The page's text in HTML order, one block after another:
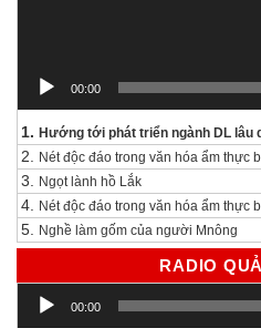
00:00
1. Hướng tới phát triển ngành DL lâu
2. Nét độc đáo trong văn hóa ẩm thực
3. Ngọt lành hồ Lắk
4. Nét độc đáo trong văn hóa ẩm thực
5. Nghề làm gốm của người Mnông
RADIO
Trình
chơi
00:00